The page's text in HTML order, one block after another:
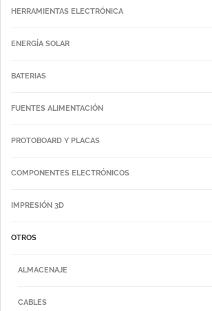
HERRAMIENTAS ELECTRÓNICA
ENERGÍA SOLAR
BATERIAS
FUENTES ALIMENTACIÓN
PROTOBOARD Y PLACAS
COMPONENTES ELECTRÓNICOS
IMPRESIÓN 3D
OTROS
ALMACENAJE
CABLES